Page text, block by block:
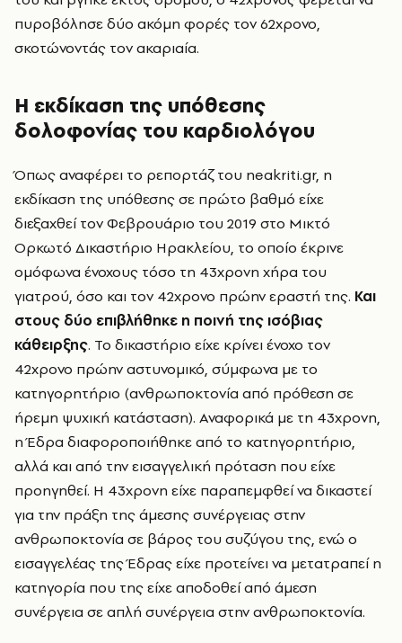
πυροβόλησε δύο ακόμη φορές τον 62χρονο,
σκοτώνοντάς τον ακαριαία.
Η εκδίκαση της υπόθεσης
δολοφονίας του καρδιολόγου
Όπως αναφέρει το ρεπορτάζ του neakriti.gr, η
εκδίκαση της υπόθεσης σε πρώτο βαθμό είχε
διεξαχθεί τον Φεβρουάριο του 2019 στο Μικτό
Ορκωτό Δικαστήριο Ηρακλείου, το οποίο έκρινε
ομόφωνα ένοχους τόσο τη 43χρονη χήρα του
γιατρού, όσο και τον 42χρονο πρώην εραστή της. Και
στους δύο επιβλήθηκε η ποινή της ισόβιας
κάθειρξης. Το δικαστήριο είχε κρίνει ένοχο τον
42χρονο πρώην αστυνομικό, σύμφωνα με το
κατηγορητήριο (ανθρωποκτονία από πρόθεση σε
ήρεμη ψυχική κατάσταση). Αναφορικά με τη 43χρονη,
η Έδρα διαφοροποιήθηκε από το κατηγορητήριο,
αλλά και από την εισαγγελική πρόταση που είχε
προηγηθεί. Η 43χρονη είχε παραπεμφθεί να δικαστεί
για την πράξη της άμεσης συνέργειας στην
ανθρωποκτονία σε βάρος του συζύγου της, ενώ ο
εισαγγελέας της Έδρας είχε προτείνει να μετατραπεί η
κατηγορία που της είχε αποδοθεί από άμεση
συνέργεια σε απλή συνέργεια στην ανθρωποκτονία.